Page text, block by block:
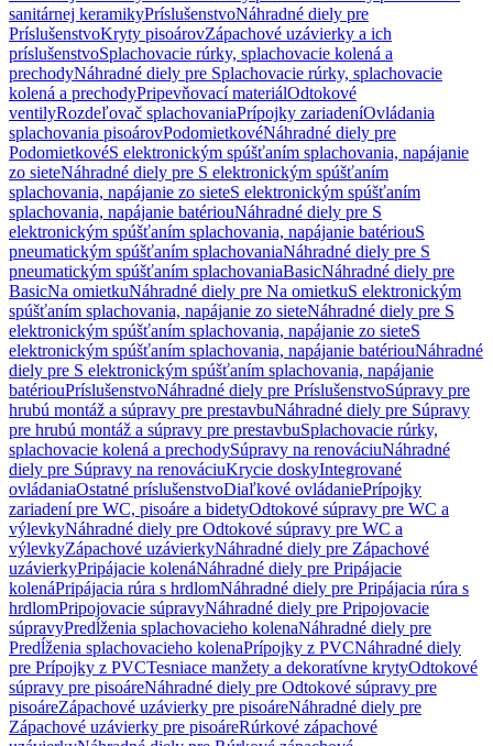
sanitárnej keramikyPríslušenstvoNáhradné diely pre
PríslušenstvoKryty pisoárovZápachové uzávierky a ich
príslušenstvoSplachovacie rúrky, splachovacie kolená a
prechodyNáhradné diely pre Splachovacie rúrky, splachovacie
kolená a prechodyPripevňovací materiálOdtokové
ventilyRozdeľovač splachovaniaPrípojky zariadeníOvládania
splachovania pisoárovPodomietkovéNáhradné diely pre
PodomietkovéS elektronickým spúšťaním splachovania, napájanie
zo sieteNáhradné diely pre S elektronickým spúšťaním
splachovania, napájanie zo sieteS elektronickým spúšťaním
splachovania, napájanie batériouNáhradné diely pre S
elektronickým spúšťaním splachovania, napájanie batériouS
pneumatickým spúšťaním splachovaniaNáhradné diely pre S
pneumatickým spúšťaním splachovaniaBasicNáhradné diely pre
BasicNa omietkuNáhradné diely pre Na omietkuS elektronickým
spúšťaním splachovania, napájanie zo sieteNáhradné diely pre S
elektronickým spúšťaním splachovania, napájanie zo sieteS
elektronickým spúšťaním splachovania, napájanie batériouNáhradné
diely pre S elektronickým spúšťaním splachovania, napájanie
batériouPríslušenstvoNáhradné diely pre PríslušenstvoSúpravy pre
hrubú montáž a súpravy pre prestavbuNáhradné diely pre Súpravy
pre hrubú montáž a súpravy pre prestavbuSplachovacie rúrky,
splachovacie kolená a prechodySúpravy na renováciuNáhradné
diely pre Súpravy na renováciuKrycie doskyIntegrované
ovládaniaOstatné príslušenstvoDiaľkové ovládaniePrípojky
zariadení pre WC, pisoáre a bidetyOdtokové súpravy pre WC a
výlevkyNáhradné diely pre Odtokové súpravy pre WC a
výlevkyZápachové uzávierkyNáhradné diely pre Zápachové
uzávierkyPripájacie kolenáNáhradné diely pre Pripájacie
kolenáPripájacia rúra s hrdlomNáhradné diely pre Pripájacia rúra s
hrdlomPripojovacie súpravyNáhradné diely pre Pripojovacie
súpravyPredĺženia splachovacieho kolenaNáhradné diely pre
Predĺženia splachovacieho kolenaPrípojky z PVCNáhradné diely
pre Prípojky z PVCTesniace manžety a dekoratívne krytyOdtokové
súpravy pre pisoáreNáhradné diely pre Odtokové súpravy pre
pisoáreZápachové uzávierky pre pisoáreNáhradné diely pre
Zápachové uzávierky pre pisoáreRúrkové zápachové